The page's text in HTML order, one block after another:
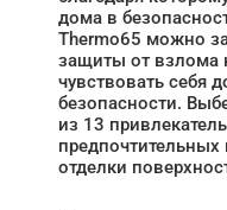
дома в
Thermo65 можно
защиты от взлома
чувствовать себя
безопасности.
из 13
предпочтительных
отделки